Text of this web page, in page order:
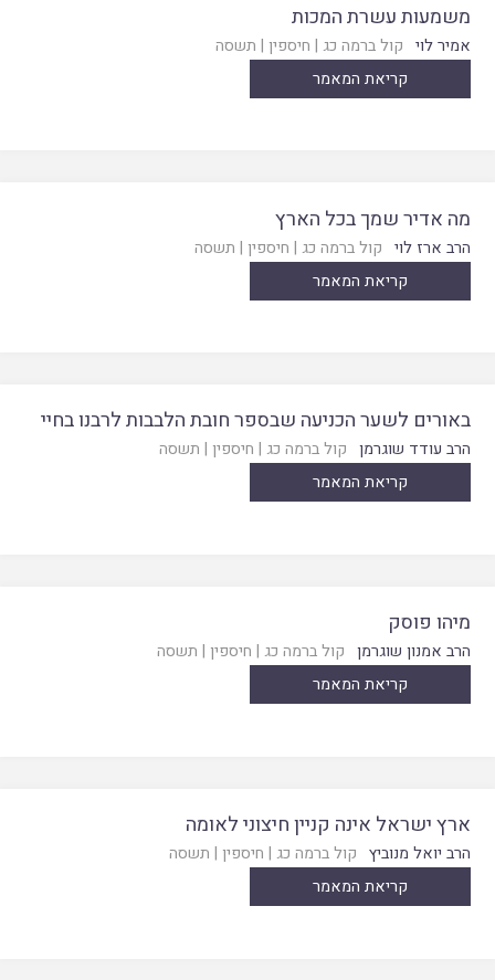
משמעות עשרת המכות
אמיר לוי קול ברמה כג | חיספין | תשסה
קריאת המאמר
מה אדיר שמך בכל הארץ
הרב ארז לוי קול ברמה כג | חיספין | תשסה
קריאת המאמר
באורים לשער הכניעה שבספר חובת הלבבות לרבנו בחיי
הרב עודד שוגרמן קול ברמה כג | חיספין | תשסה
קריאת המאמר
מיהו פוסק
הרב אמנון שוגרמן קול ברמה כג | חיספין | תשסה
קריאת המאמר
ארץ ישראל אינה קניין חיצוני לאומה
הרב יואל מנוביץ קול ברמה כג | חיספין | תשסה
קריאת המאמר